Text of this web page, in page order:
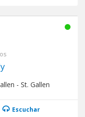
- St. Gallen
Escuchar